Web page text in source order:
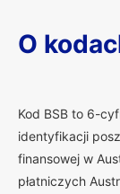
O
Kod BSB to 6-
identyfikacji
finansowej w
płatniczych